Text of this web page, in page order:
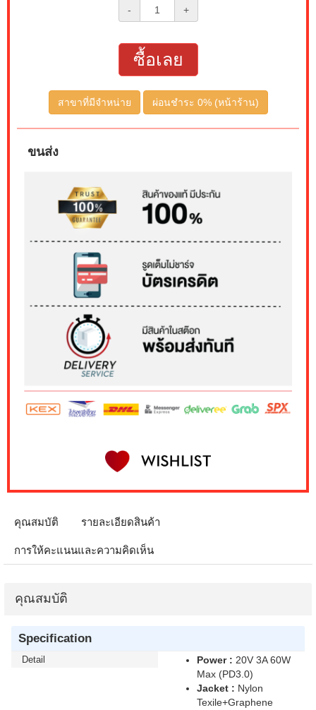
- +
ซื้อเลย
สาขาที่มีจำหน่าย ผ่อนชำระ 0% (หน้าร้าน)
ขนส่ง
คุณสมบัติ รายละเอียดสินค้า
การให้คะแนนและความคิดเห็น
คุณสมบัติ
Specification
Detail Power : 20V 3A 60W
Max (PD3.0)
Jacket : Nylon
Texile+Graphene